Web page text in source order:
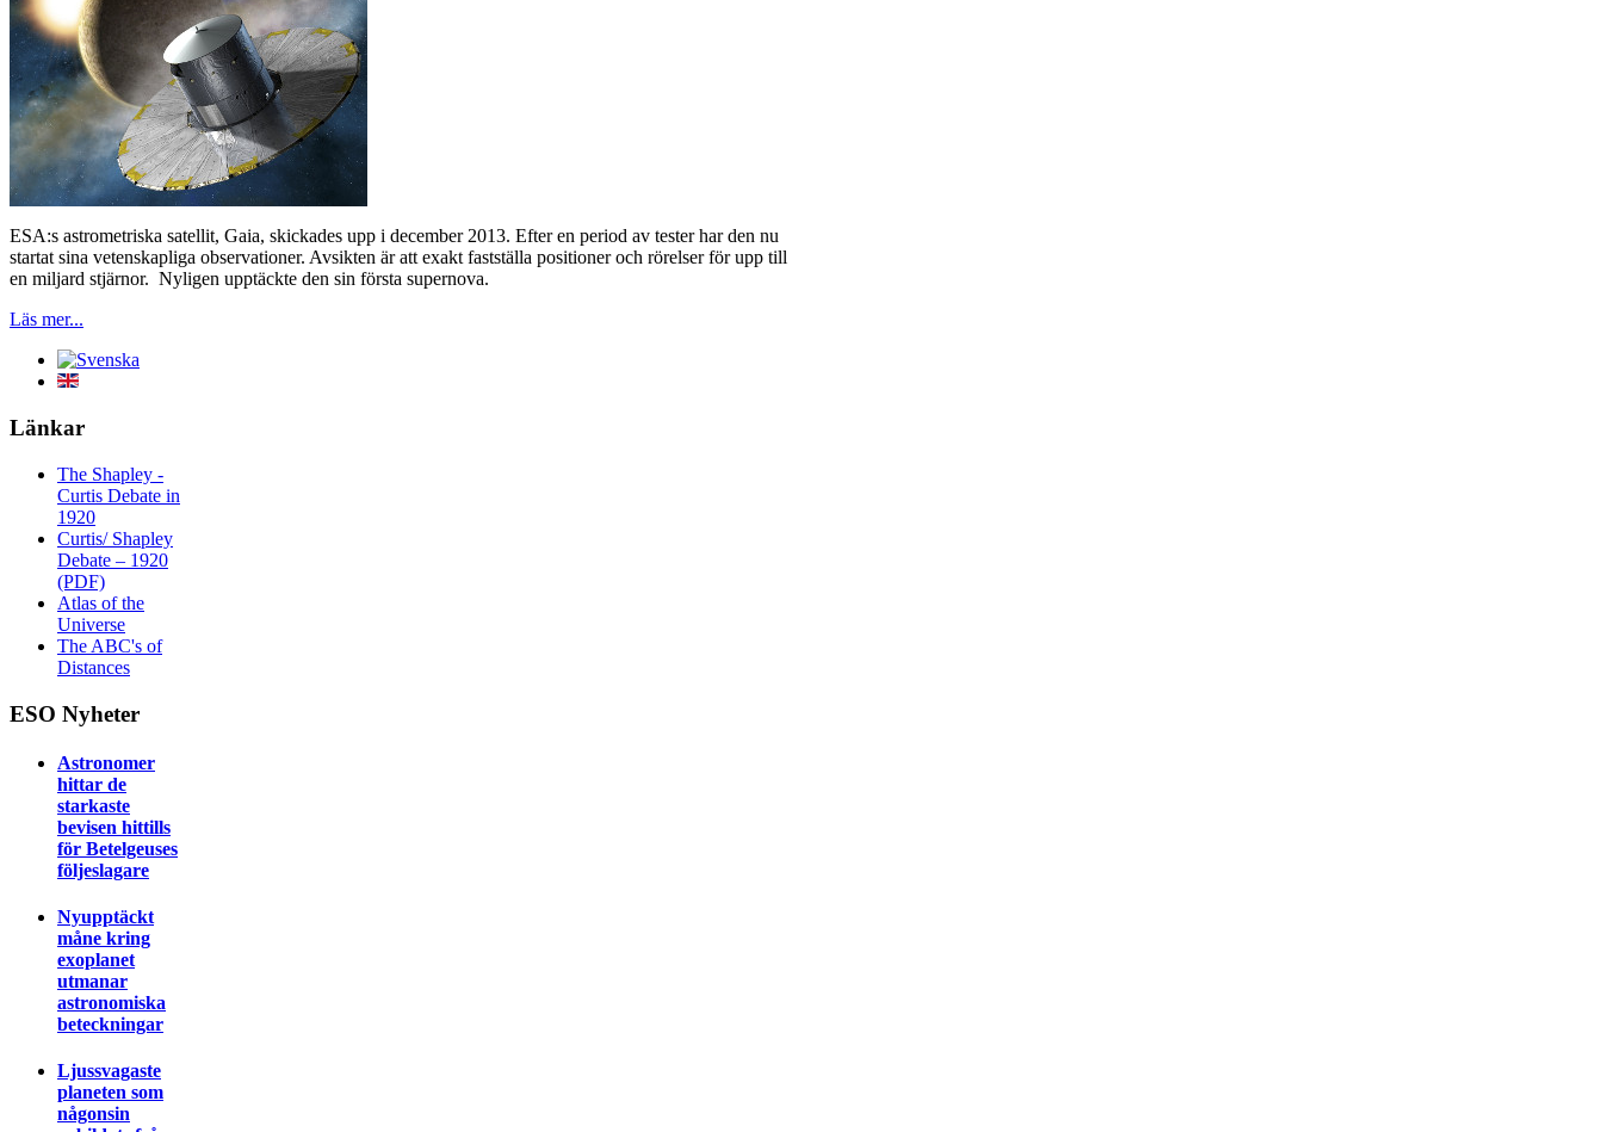
ESA:s astrometriska satellit, Gaia, skickades upp i december 2013. Efter en period av tester har den nu
startat sina vetenskapliga observationer. Avsikten är att exakt fastställa positioner och rörelser för upp till
en miljard stjärnor. Nyligen upptäckte den sin första supernova.
Läs mer...
Länkar
The Shapley -
Curtis Debate in
1920
Curtis/ Shapley
Debate – 1920
(PDF)
Atlas of the
Universe
The ABC's of
Distances
ESO Nyheter
Astronomer
hittar de
starkaste
bevisen hittills
för Betelgeuses
följeslagare
Nyupptäckt
måne kring
exoplanet
utmanar
astronomiska
beteckningar
Ljussvagaste
planeten som
någonsin